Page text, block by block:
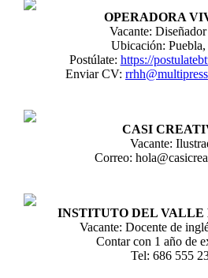
OPERADORA
Vacante:
Ubicación: Puebla,
Postúlate: https://
Enviar CV:
CASI
Vacante:
Correo:
INSTITUTO DEL
Vacante: Docente de
Contar con 1 año de
Tel: 686 555